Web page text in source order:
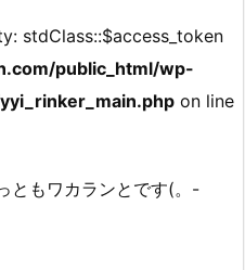
stdClass::$access_token
public_html/wp-
on line
ともワカランとです(。-